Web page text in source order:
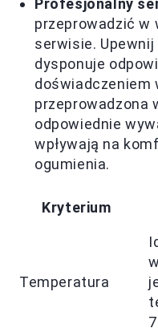
Profesjonalny
przeprowadzić w
serwisie.
dysponuje
doświadczeniem
przeprowadzona
odpowiednie
wpływają na
ogumienia.
Kryterium
Temperatura